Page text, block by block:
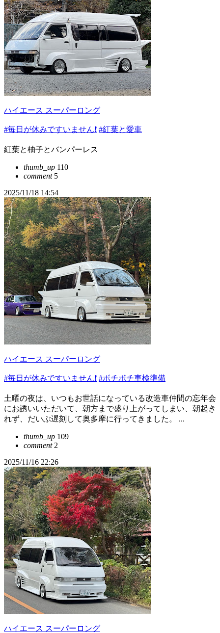
ハイエース スーパーロング
#毎日が休みですいません❗️ #紅葉と愛車
紅葉と柚子とバンパーレス
thumb_up 110
comment5
2025/11/18 14:54
ハイエース スーパーロング
#毎日が休みですいません❗️ #ボチボチ車検準備
土曜の夜は、いつもお世話になっている改造車仲間の忘年会
にお誘いいただいて、朝方まで盛り上がってしまい、朝起き
れず、だいぶ遅刻して奥多摩に行ってきました。 ...
thumb_up 109
comment2
2025/11/16 22:26
ハイエース スーパーロング